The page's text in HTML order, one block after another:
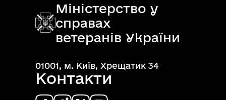
Міністерство у
справах
ветеранів України
01001, м. Київ, Хрещатик 34
Контакти